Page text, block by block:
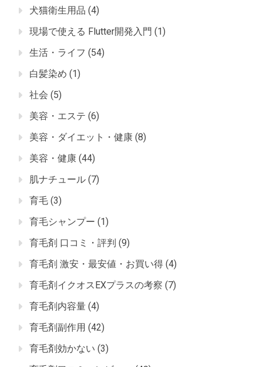
犬猫衛生用品 (4)
現場で使える Flutter開発入門 (1)
生活・ライフ (54)
白髪染め (1)
社会 (5)
美容・エステ (6)
美容・ダイエット・健康 (8)
美容・健康 (44)
肌ナチュール (7)
育毛 (3)
育毛シャンプー (1)
育毛剤 口コミ・評判 (9)
育毛剤 激安・最安値・お買い得 (4)
育毛剤イクオスEXプラスの考察 (7)
育毛剤内容量 (4)
育毛剤副作用 (42)
育毛剤効かない (3)